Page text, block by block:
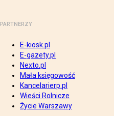
PARTNERZY
E-kiosk.pl
E-gazety.pl
Nexto.pl
Mała księgowość
Kancelarierp.pl
Wieści Rolnicze
Życie Warszawy